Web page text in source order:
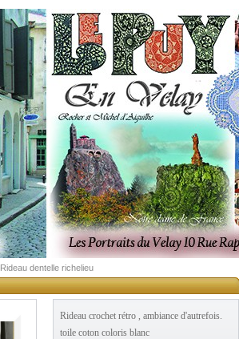
Rideau dentelle richelieu
Rideau crochet rétro , ambiance d'autrefois.
toile coton coloris blanc